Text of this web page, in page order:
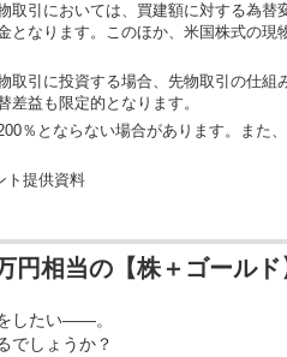
取引においては、買建額に対する為
となります。このほか、米国株式の
取引に投資する場合、先物取引の仕
益も限定的となります。
％とならない場合があります。また
ト提供資料
円相当の【株＋ゴールド
したい――。
でしょうか？